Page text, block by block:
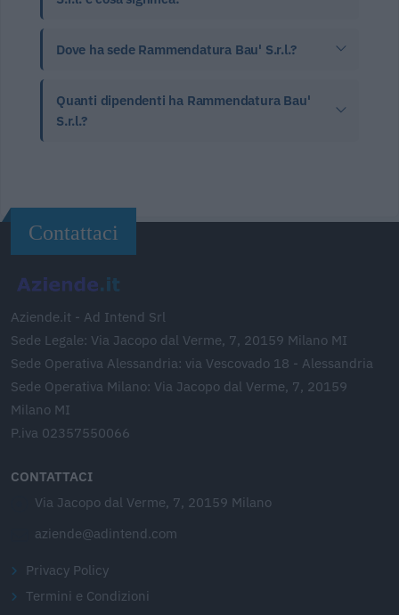
Dove ha sede Rammendatura Bau' S.r.l.?
Quanti dipendenti ha Rammendatura Bau'
S.r.l.?
Contattaci
Aziende.it - Ad Intend Srl
Sede Legale: Via Jacopo dal Verme, 7, 20159 Milano MI
Sede Operativa Alessandria: via Vescovado 18 - Alessandria
Sede Operativa Milano: Via Jacopo dal Verme, 7, 20159
Milano MI
P.iva 02357550066
CONTATTACI
Via Jacopo dal Verme, 7, 20159 Milano
aziende@adintend.com
Privacy Policy
Termini e Condizioni